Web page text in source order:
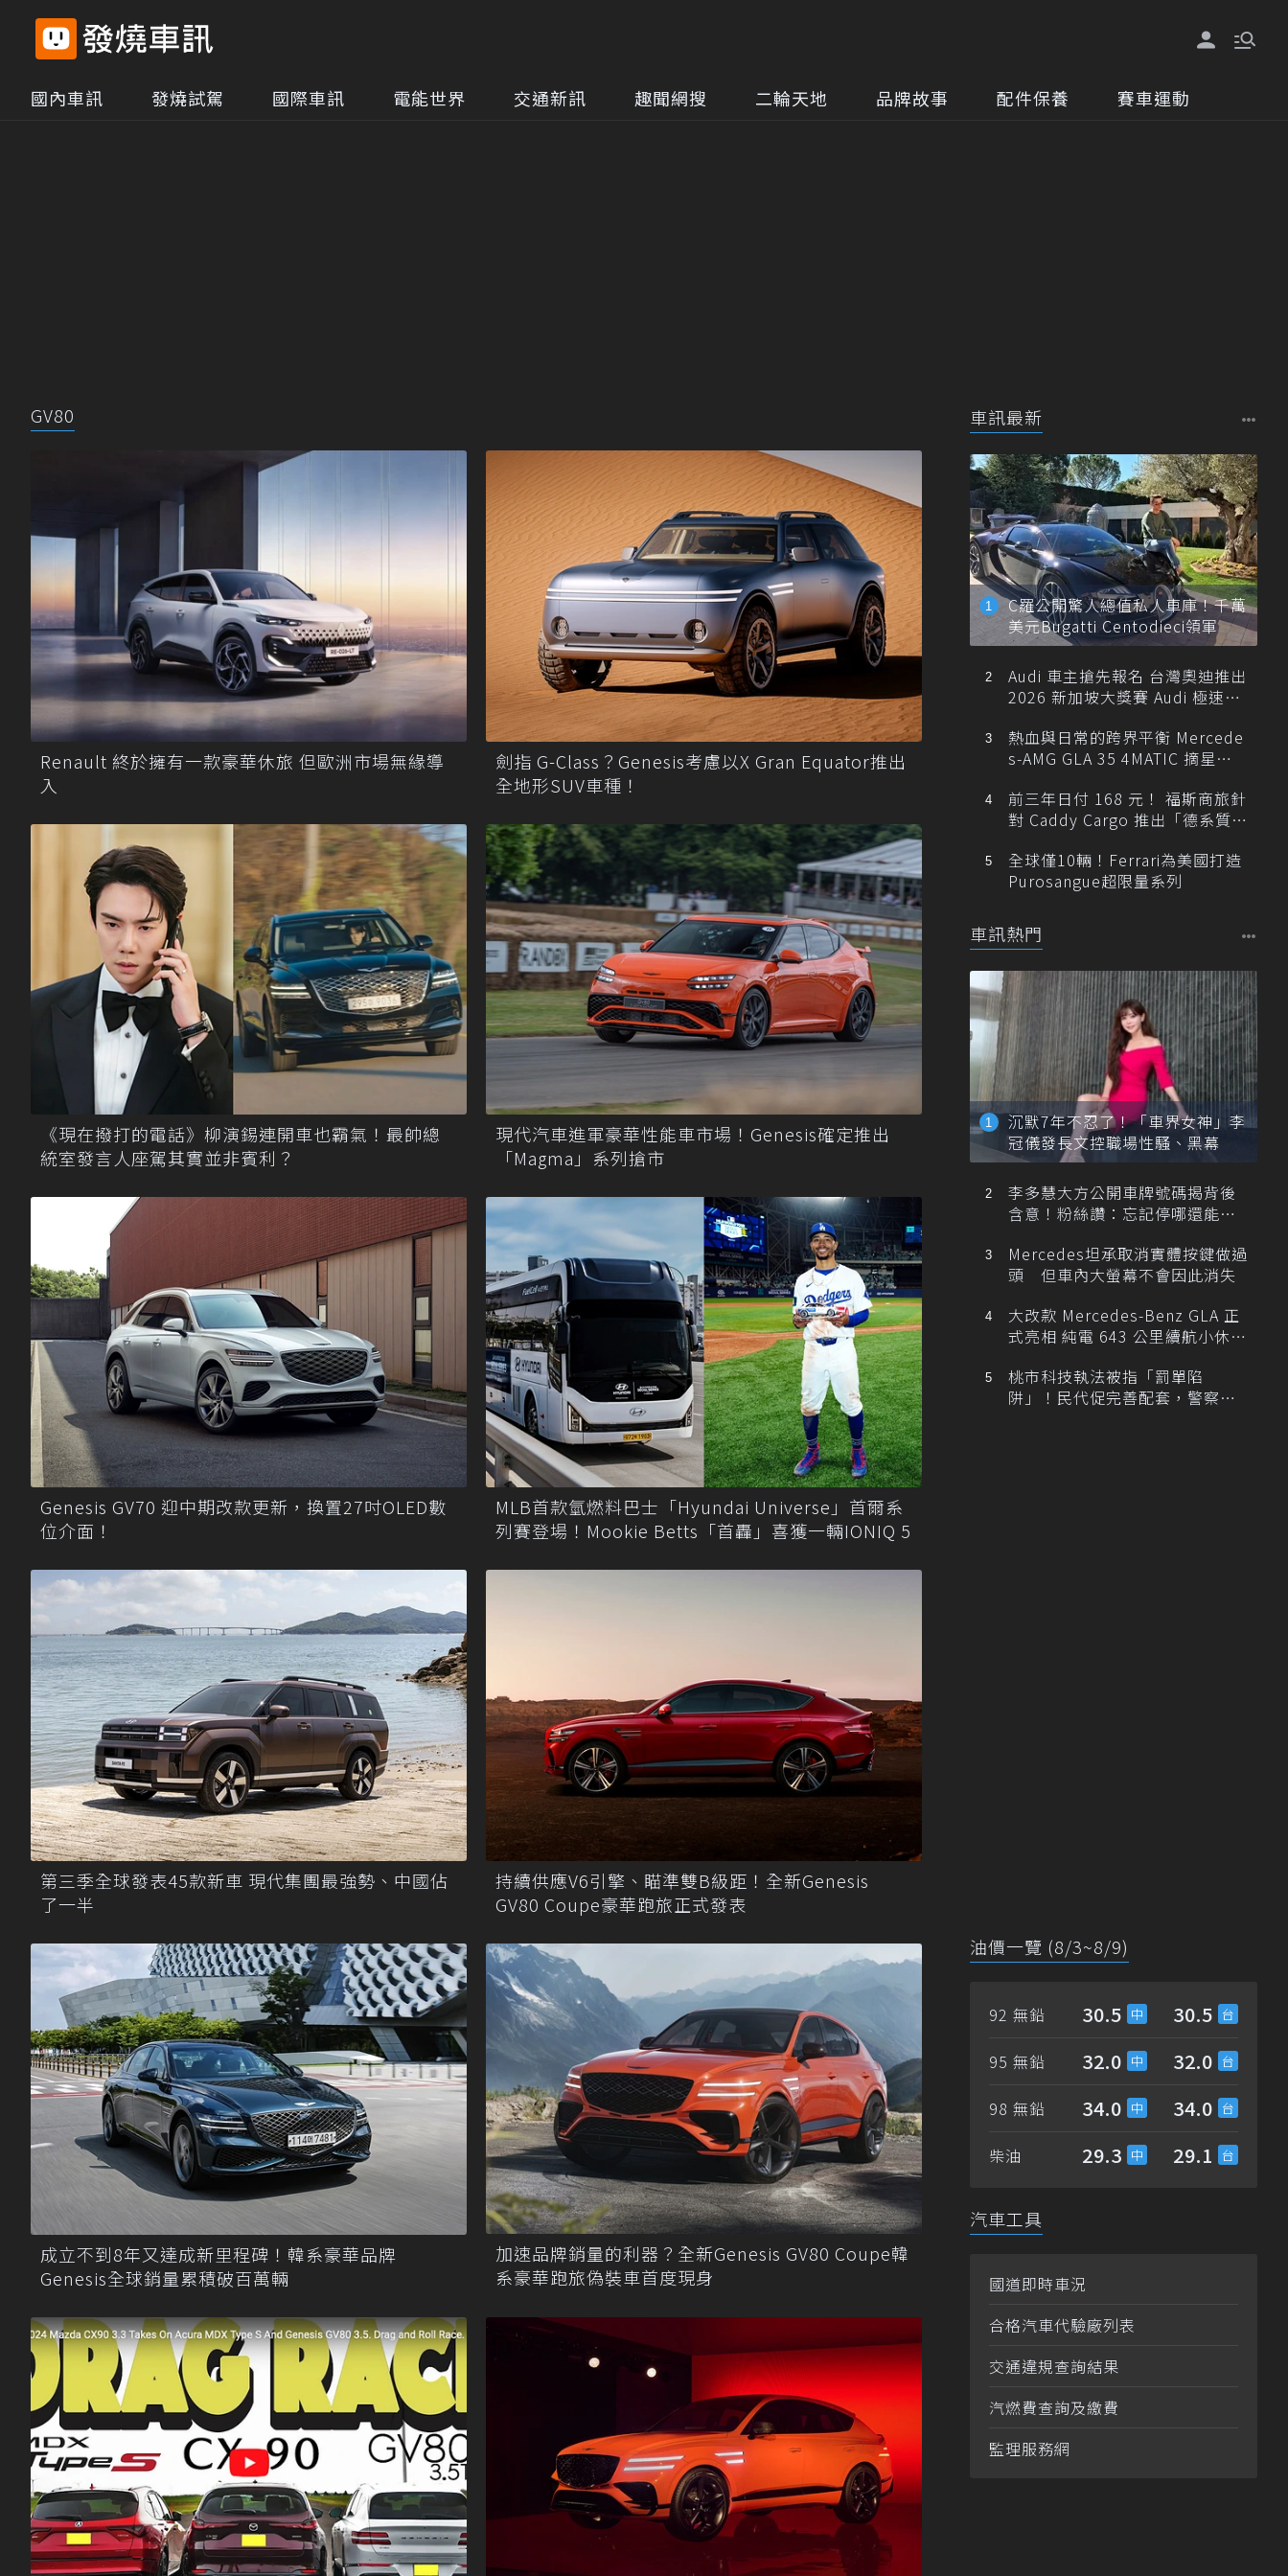
國內車訊 發燒試駕 國際車訊 電能世界 交通新訊 趣聞網搜 二輪天地 品牌故事 配件保養 賽車運動
GV80
Renault 終於擁有一款豪華休旅 但歐洲市場無緣導
入
劍指 G-Class？Genesis考慮以X Gran Equator推出
全地形SUV車種！
《現在撥打的電話》柳演錫連開車也霸氣！最帥總
統室發言人座駕其實並非賓利？
現代汽車進軍豪華性能車市場！Genesis確定推出
「Magma」系列搶市
Genesis GV70 迎中期改款更新，換置27吋OLED數
位介面！
MLB首款氫燃料巴士「Hyundai Universe」首爾系
列賽登場！Mookie Betts「首轟」喜獲一輛IONIQ 5
第三季全球發表45款新車 現代集團最強勢、中國佔
了一半
持續供應V6引擎、瞄準雙B級距！全新Genesis
GV80 Coupe豪華跑旅正式發表
成立不到8年又達成新里程碑！韓系豪華品牌
Genesis全球銷量累積破百萬輛
加速品牌銷量的利器？全新Genesis GV80 Coupe韓
系豪華跑旅偽裝車首度現身
車訊最新
C羅公開驚人總值私人車庫！千萬
美元Bugatti Centodieci領軍
Audi 車主搶先報名 台灣奧迪推出
2026 新加坡大獎賽 Audi 極速之
熱血與日常的跨界平衡 Mercede
s-AMG GLA 35 4MATIC 摘星版
前三年日付 168 元！ 福斯商旅針
對 Caddy Cargo 推出「德系質感
全球僅10輛！Ferrari為美國打造
Purosangue超限量系列
車訊熱門
沉默7年不忍了！「車界女神」李
冠儀發長文控職場性騷、黑幕
李多慧大方公開車牌號碼揭背後
含意！粉絲讚：忘記停哪還能幫
Mercedes坦承取消實體按鍵做過
頭 但車內大螢幕不會因此消失
大改款 Mercedes-Benz GLA 正
式亮相 純電 643 公里續航小休
桃市科技執法被指「罰單陷
阱」！民代促完善配套，警察局
油價一覽 (8/3~8/9)
92 無鉛 30.5 30.5
95 無鉛 32.0 32.0
98 無鉛 34.0 34.0
柴油 29.3 29.1
汽車工具
國道即時車況
合格汽車代驗廠列表
交通違規查詢結果
汽燃費查詢及繳費
監理服務網